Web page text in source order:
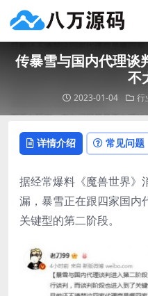
传暴雪与国内代理谈
不
2023-01-04 行
详情介绍 常见问题
据经常爆料《魔兽世界》
漏，暴雪正在跟四家国内
关键型的第二阶段。 ​​​